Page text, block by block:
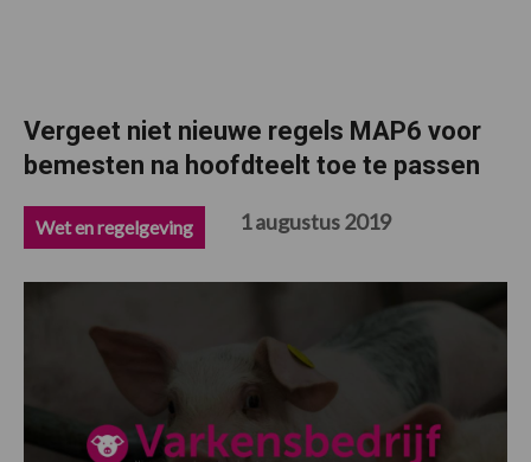
Vergeet niet nieuwe regels MAP6 voor
bemesten na hoofdteelt toe te passen
Wet en regelgeving 1 augustus 2019